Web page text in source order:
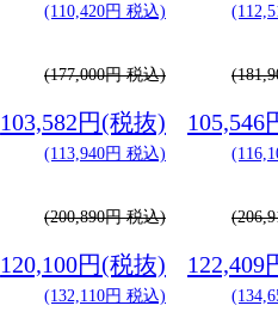
(110,420円 税込)
(177,000円 税込)
103,582円(税抜)
(113,940円 税込)
105,546
(200,890円 税込)
120,100円(税抜)
(132,110円 税込)
122,409